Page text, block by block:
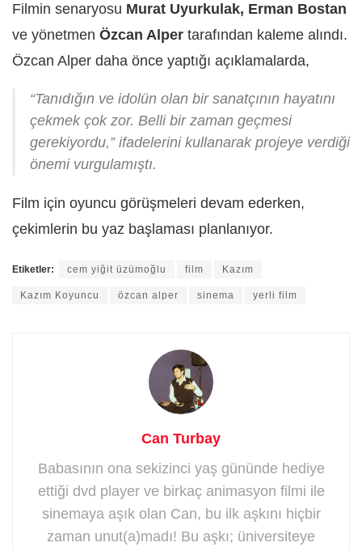
Filmin senaryosu Murat Uyurkulak, Erman Bostan
ve yönetmen Özcan Alper tarafından kaleme alındı.
Özcan Alper daha önce yaptığı açıklamalarda,
“Tanıdığın ve idolün olan bir sanatçının hayatını
çekmek çok zor. Belli bir zaman geçmesi
gerekiyordu,” ifadelerini kullanarak projeye verdiği
önemi vurgulamıştı.
Film için oyuncu görüşmeleri devam ederken,
çekimlerin bu yaz başlaması planlanıyor.
Etiketler: cem yiğit üzümoğlu film Kazım
Kazım Koyuncu özcan alper sinema yerli film
Can Turbay
Babasının ona sekizinci yaş gününde hediye
ettiği dvd player ve birkaç animasyon filmi ile
sinemaya aşık olan Can, bu ilk aşkını hiçbir
zaman unut(a)madı! Bu aşkı; üniversiteye